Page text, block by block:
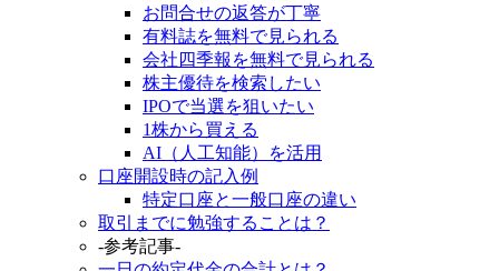
お問合せの返答が丁寧
有料誌を無料で見られる
会社四季報を無料で見られる
株主優待を検索したい
IPOで当選を狙いたい
1株から買える
AI（人工知能）を活用
口座開設時の記入例
特定口座と一般口座の違い
取引までに勉強することは？
-参考記事-